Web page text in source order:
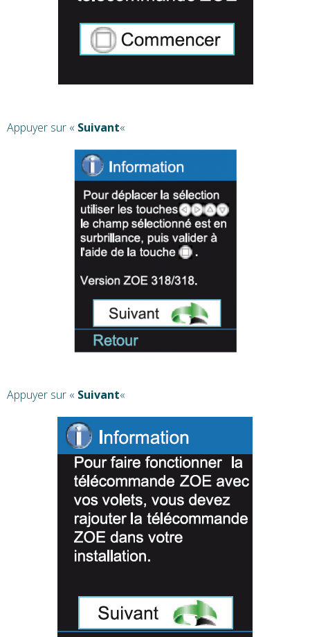
Appuyer sur « Suivant«
Appuyer sur « Suivant«